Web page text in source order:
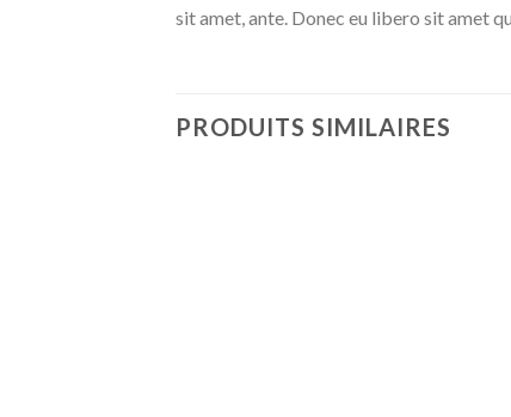
sit amet, ante. Donec eu libero sit amet
PRODUITS SIMILAIRES